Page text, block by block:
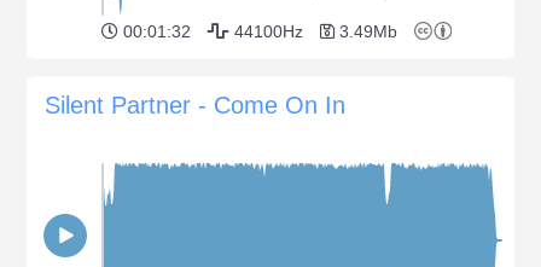
00:01:32 44100Hz 3.49Mb
Silent Partner - Come On In